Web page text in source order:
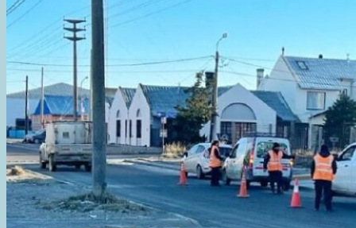
HIELO,
FAMILIA
SEGURIDAD
EL
CONO
DE
SOMBRA
Y
LA
LAGUNA
DE
LOS
PATOS